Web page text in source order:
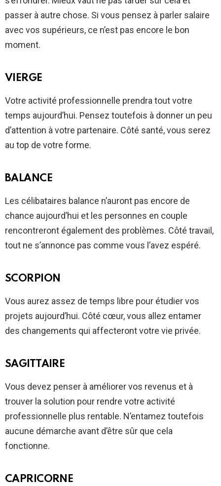
passer à autre chose. Si vous pensez à parler salaire
avec vos supérieurs, ce n’est pas encore le bon
moment.
VIERGE
Votre activité professionnelle prendra tout votre
temps aujourd’hui. Pensez toutefois à donner un peu
d’attention à votre partenaire. Côté santé, vous serez
au top de votre forme.
BALANCE
Les célibataires balance n’auront pas encore de
chance aujourd’hui et les personnes en couple
rencontreront également des problèmes. Côté travail,
tout ne s’annonce pas comme vous l’avez espéré.
SCORPION
Vous aurez assez de temps libre pour étudier vos
projets aujourd’hui. Côté cœur, vous allez entamer
des changements qui affecteront votre vie privée.
SAGITTAIRE
Vous devez penser à améliorer vos revenus et à
trouver la solution pour rendre votre activité
professionnelle plus rentable. N’entamez toutefois
aucune démarche avant d’être sûr que cela
fonctionne.
CAPRICORNE